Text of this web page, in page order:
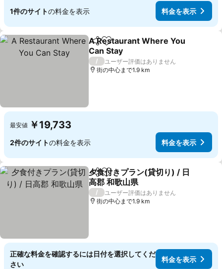
1件のサイトの料金を表示 料金を表示
シェアお気に入りに追加
A Restaurant Where You
Can Stay
/
ユーザー評価はありません
街の中心まで1.9 km
最安値 ￥19,733
2件のサイトの料金を表示 料金を表示
シェアお気に入りに追加
夕食付きプラン(貸切り) / 日
高郡 和歌山県
/
ユーザー評価はありません
街の中心まで1.9 km
正確な料金を確認するには日付を選択してくだ
さい
料金を表示